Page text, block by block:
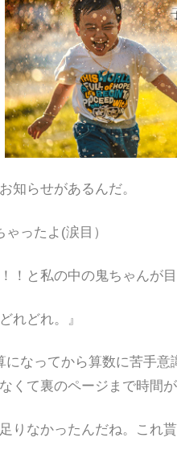
知らせがあるんだ。
ったよ(涙目）
！と私の中の鬼ちゃんが
れどれ。』
になってから算数に苦手意
くて裏のページまで時間
りなかったんだね。これ